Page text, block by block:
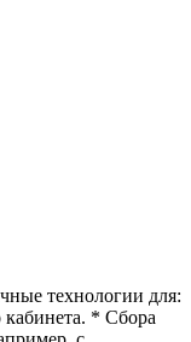
технологии для:
* Сбора